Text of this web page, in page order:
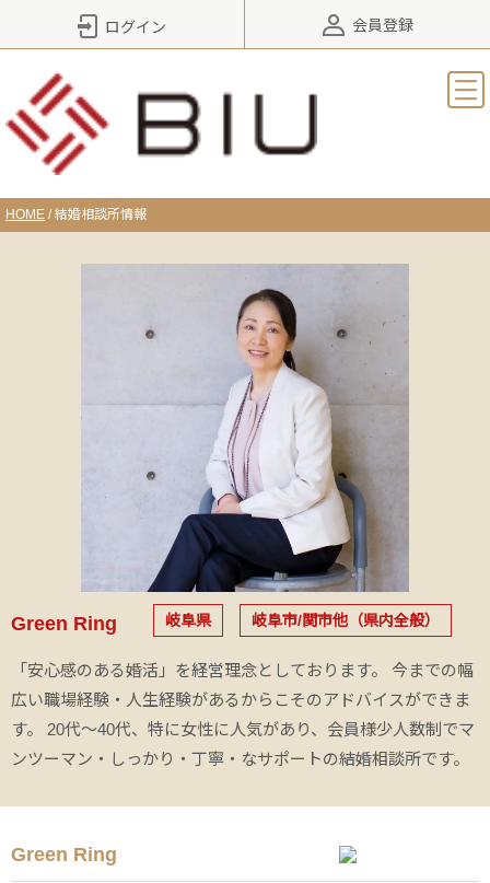
ログイン 会員登録
HOME /結婚相談所情報
Green Ring 岐阜県 岐阜市/関市他（県内全般）
「安心感のある婚活」を経営理念としております。 今までの幅
広い職場経験・人生経験があるからこそのアドバイスができま
す。 20代～40代、特に女性に人気があり、会員様少人数制でマ
ンツーマン・しっかり・丁寧・なサポートの結婚相談所です。
Green Ring